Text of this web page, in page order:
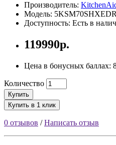
Производитель:
Модель: 5KSM70SHXEDR
Доступность: Есть в
119990р.
Цена в бонусных баллах:
Количество
Купить
Купить в 1 клик
0 отзывов /Написать отзыв